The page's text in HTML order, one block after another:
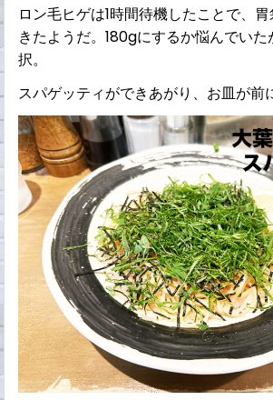
ロン毛ヒゲは1時間待機したことで、
きたようだ。180gにするか悩んでいた
択。
スパゲッティができあがり、お皿が前